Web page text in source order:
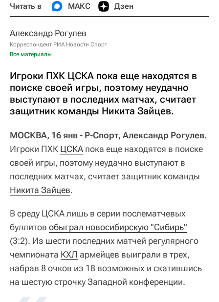
Читать в МАКС Дзен
Александр Рогулев
Корреспондент РИА Новости Спорт
Все материалы
Игроки ПХК ЦСКА пока еще находятся в
поиске своей игры, поэтому неудачно
выступают в последних матчах, считает
защитник команды Никита Зайцев.
МОСКВА, 16 янв - Р-Спорт, Александр Рогулев.
Игроки ПХК ЦСКА пока еще находятся в поиске
своей игры, поэтому неудачно выступают в
последних матчах, считает защитник команды
Никита Зайцев.
В среду ЦСКА лишь в серии послематчевых
буллитов обыграл новосибирскую "Сибирь"
(3:2). Из шести последних матчей регулярного
чемпионата КХЛ армейцев выиграли в трех,
набрав 8 очков из 18 возможных и скатившись
на шестую строчку Западной конференции.